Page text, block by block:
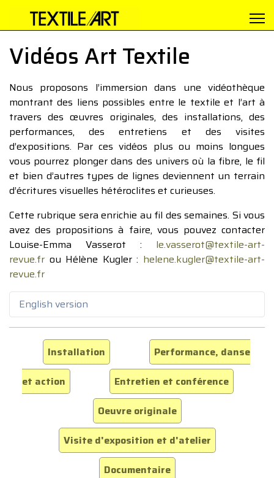
Vidéos Art Textile
Nous proposons l’immersion dans une vidéothèque
montrant des liens possibles entre le textile et l’art à
travers des œuvres originales, des installations, des
performances, des entretiens et des visites
d’expositions. Par ces vidéos plus ou moins longues
vous pourrez plonger dans des univers où la fibre, le fil
et bien d’autres types de lignes deviennent un terrain
d’écritures visuelles hétéroclites et curieuses.
Cette rubrique sera enrichie au fil des semaines. Si vous
avez des propositions à faire, vous pouvez contacter
Louise-Emma Vasserot : le.vasserot@textile-art-
revue.fr ou Hélène Kugler : helene.kugler@textile-art-
revue.fr
English version
Installation
Performance, danse
et action
Entretien et conférence
Oeuvre originale
Visite d'exposition et d'atelier
Documentaire